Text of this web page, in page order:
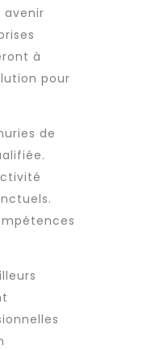
avenir
à
pour
de
.